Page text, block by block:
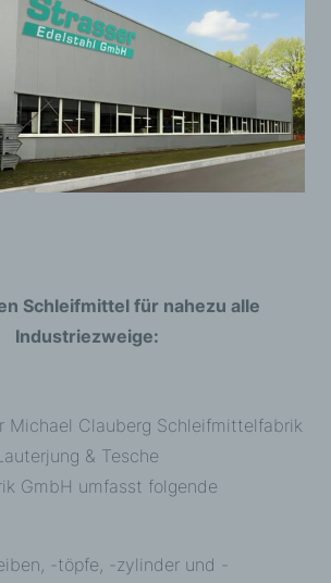
Schleifmittel für nahezu alle
Industriezweige:
Michael Clauberg Schleifmittelfabrik
& Tesche
GmbH umfasst folgende
-töpfe, -zylinder und -